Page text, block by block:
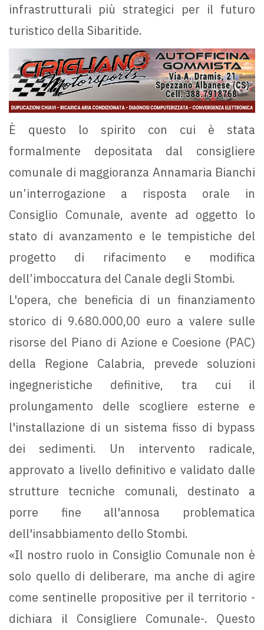
infrastrutturali più strategici per il futuro
turistico della Sibaritide.
È questo lo spirito con cui è stata
formalmente depositata dal consigliere
comunale di maggioranza Annamaria Bianchi
un’interrogazione a risposta orale in
Consiglio Comunale, avente ad oggetto lo
stato di avanzamento e le tempistiche del
progetto di rifacimento e modifica
dell’imboccatura del Canale degli Stombi.
L'opera, che beneficia di un finanziamento
storico di 9.680.000,00 euro a valere sulle
risorse del Piano di Azione e Coesione (PAC)
della Regione Calabria, prevede soluzioni
ingegneristiche definitive, tra cui il
prolungamento delle scogliere esterne e
l'installazione di un sistema fisso di bypass
dei sedimenti. Un intervento radicale,
approvato a livello definitivo e validato dalle
strutture tecniche comunali, destinato a
porre fine all'annosa problematica
dell'insabbiamento dello Stombi.
«Il nostro ruolo in Consiglio Comunale non è
solo quello di deliberare, ma anche di agire
come sentinelle propositive per il territorio -
dichiara il Consigliere Comunale-. Questo